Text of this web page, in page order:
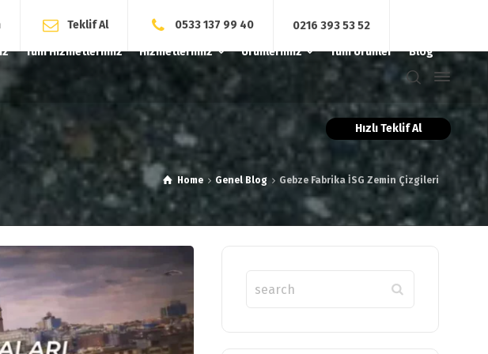
Teklif Al 0533 137 99 40
0216 393 53 52
Tüm Hizmetlerimiz Hizmetlerimiz Ürünlerimiz Tüm Ürünler Blog
Hızlı Teklif Al
Home Genel Blog Gebze Fabrika İSG Zemin Çizgileri